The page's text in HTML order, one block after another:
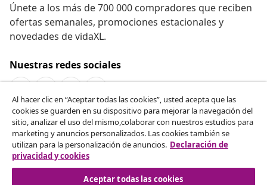
Únete a los más de 700 000 compradores que reciben
ofertas semanales, promociones estacionales y
novedades de vidaXL.
Nuestras redes sociales
Desistir del contrato
Solicita la cancelación de tu pedido.
Desistir del contrato
Al hacer clic en “Aceptar todas las cookies”, usted acepta que las
cookies se guarden en su dispositivo para mejorar la navegación del
sitio, analizar el uso del mismo,colaborar con nuestros estudios para
marketing y anuncios personalizados. Las cookies también se
utilizan para la personalización de anuncios. Declaración de
privacidad y cookies
Aceptar todas las cookies